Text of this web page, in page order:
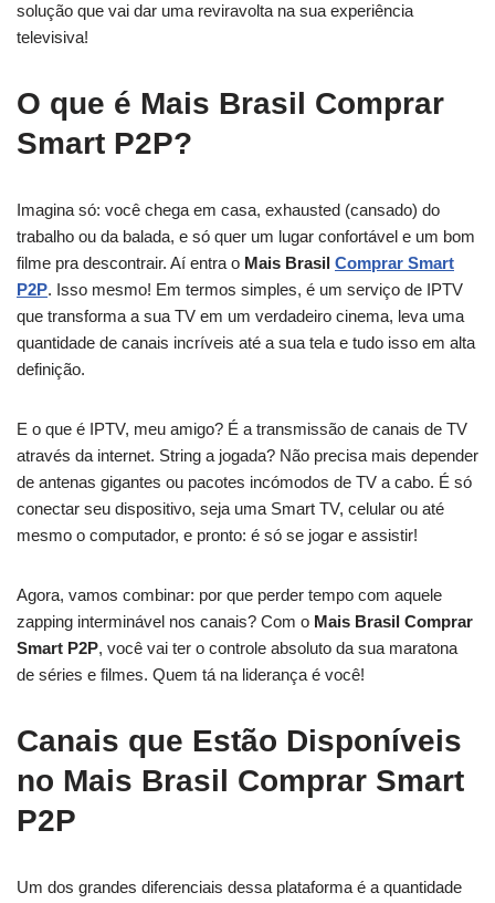
solução que vai dar uma reviravolta na sua experiência
televisiva!
O que é Mais Brasil Comprar
Smart P2P?
Imagina só: você chega em casa, exhausted (cansado) do
trabalho ou da balada, e só quer um lugar confortável e um bom
filme pra descontrair. Aí entra o Mais Brasil Comprar Smart
P2P. Isso mesmo! Em termos simples, é um serviço de IPTV
que transforma a sua TV em um verdadeiro cinema, leva uma
quantidade de canais incríveis até a sua tela e tudo isso em alta
definição.
E o que é IPTV, meu amigo? É a transmissão de canais de TV
através da internet. String a jogada? Não precisa mais depender
de antenas gigantes ou pacotes incómodos de TV a cabo. É só
conectar seu dispositivo, seja uma Smart TV, celular ou até
mesmo o computador, e pronto: é só se jogar e assistir!
Agora, vamos combinar: por que perder tempo com aquele
zapping interminável nos canais? Com o Mais Brasil Comprar
Smart P2P, você vai ter o controle absoluto da sua maratona
de séries e filmes. Quem tá na liderança é você!
Canais que Estão Disponíveis
no Mais Brasil Comprar Smart
P2P
Um dos grandes diferenciais dessa plataforma é a quantidade